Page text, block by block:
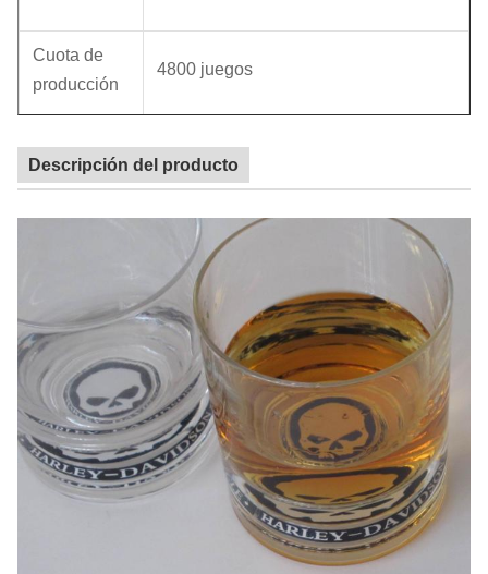
Cuota de
producción
4800 juegos
Tiempo de
entrega
45 días
Descripción del producto